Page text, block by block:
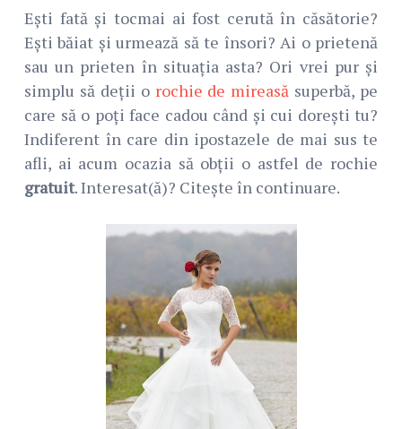
Ești fată și tocmai ai fost cerută în căsătorie?
Ești băiat și urmează să te însori? Ai o prietenă
sau un prieten în situația asta? Ori vrei pur și
simplu să deții o rochie de mireasă superbă, pe
care să o poți face cadou când și cui dorești tu?
Indiferent în care din ipostazele de mai sus te
afli, ai acum ocazia să obții o astfel de rochie
gratuit. Interesat(ă)? Citește în continuare.